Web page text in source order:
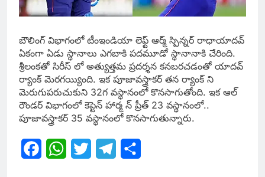
బౌలింగ్ విభాగంలో టీంఇండియా లెఫ్ట్ ఆర్మ్ స్పిన్నర్ రాధాయాదవ్
ఏకంగా ఏడు స్థానాలు ఎగబాకి పదమూడో స్థానానాకి చేరింది.
శ్రీలంకతో సిరీస్ లో అత్యుత్తమ ప్రదర్శన కనబరచడంతో యాదవ్
ర్యాంక్ మెరగయ్యింది. ఇక పూజావస్త్రాకర్ తన ర్యాంక్ ని
మెరుగుపరుచుకుని 32గ వస్థానంలో కొనసాగుతోంది. ఇక ఆల్
రౌండర్ విభాగంలో కెప్టెన్ హార్మ న్ ప్రీత్ 23 వస్థానంలో..
పూజావస్త్రాకర్ 35 వస్థానంలో కొనసాగుతున్నారు.
FacebookWhatsApp
Twitter Telegram